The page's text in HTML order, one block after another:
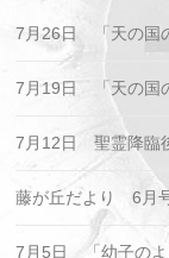
7月26日 「天の国
7月19日 「天の国
7月12日 聖霊降臨
藤が丘だより 6月
7月5日 「幼子のよ